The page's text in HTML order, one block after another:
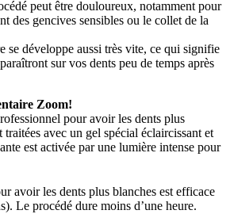
peut être douloureux, notamment pour
des gencives sensibles ou le collet de la
se développe aussi très vite, ce qui signifie
sur vos dents peu de temps après
Zoom!
pour avoir les dents plus
traitées avec un gel spécial éclaircissant et
est activée par une lumière intense pour
avoir les dents plus blanches est efficace
Le procédé dure moins d’une heure.